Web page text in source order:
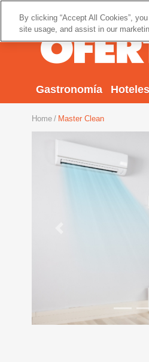
Gastronomía Hoteles
Home Master Clean
By clicking “Accept All Cookies”,
site usage, and assist in our